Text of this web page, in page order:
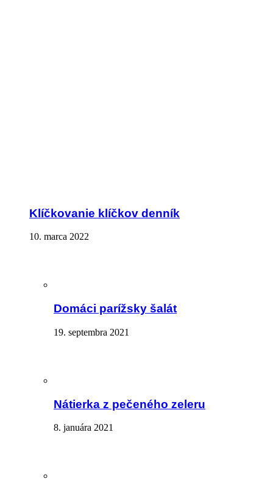
Klíčkovanie klíčkov denník
10. marca 2022
Domáci parížsky šalát
19. septembra 2021
Nátierka z pečeného zeleru
8. januára 2021